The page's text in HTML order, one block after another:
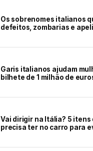
Os sobrenomes italianos
defeitos, zombarias e
Garis italianos ajudam
bilhete de 1 milhão de
Vai dirigir na Itália? 5 itens
precisa ter no carro para